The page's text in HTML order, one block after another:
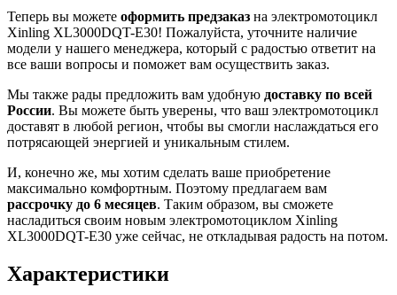
Теперь вы можете оформить предзаказ на электромотоцикл
Xinling XL3000DQT-E30! Пожалуйста, уточните наличие
модели у нашего менеджера, который с радостью ответит на
все ваши вопросы и поможет вам осуществить заказ.
Мы также рады предложить вам удобную доставку по всей
России. Вы можете быть уверены, что ваш электромотоцикл
доставят в любой регион, чтобы вы смогли наслаждаться его
потрясающей энергией и уникальным стилем.
И, конечно же, мы хотим сделать ваше приобретение
максимально комфортным. Поэтому предлагаем вам
рассрочку до 6 месяцев. Таким образом, вы сможете
насладиться своим новым электромотоциклом Xinling
XL3000DQT-E30 уже сейчас, не откладывая радость на потом.
Характеристики